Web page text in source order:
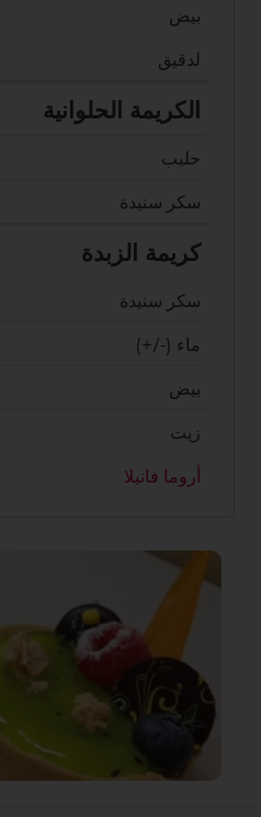
بيض
لدقيق
الكريمة الحلوانية
حليب
سكر سنيدة
كريمة الزبدة
سكر سنيدة
ماء (-/+)
بيض
زيت
أروما فانيلا